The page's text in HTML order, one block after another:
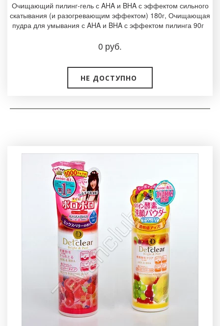
Очищающий пилинг-гель с AHA и BHA с эффектом сильного
скатывания (и разогревающим эффектом) 180г, Очищающая
пудра для умывания с AHA и BHA с эффектом пилинга 90г ­ ­
0 руб.
НЕ ДОСТУПНО